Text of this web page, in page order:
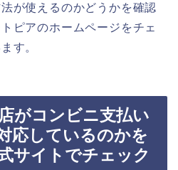
が使えるのかどうかを確認
ピアのホームページをチェ
す。
がコンビニ支払い
応しているのかを
サイトでチェック